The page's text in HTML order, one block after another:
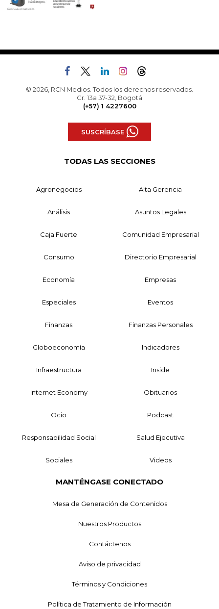
© 2026, RCN Medios. Todos los derechos reservados.
Cr. 13a 37-32, Bogotá
(+57) 1 4227600
SUSCRÍBASE
TODAS LAS SECCIONES
Agronegocios Alta Gerencia
Análisis Asuntos Legales
Caja Fuerte Comunidad Empresarial
Consumo Directorio Empresarial
Economía Empresas
Especiales Eventos
Finanzas Finanzas Personales
Globoeconomía Indicadores
Infraestructura Inside
Internet Economy Obituarios
Ocio Podcast
Responsabilidad Social Salud Ejecutiva
Sociales Videos
MANTÉNGASE CONECTADO
Mesa de Generación de Contenidos
Nuestros Productos
Contáctenos
Aviso de privacidad
Términos y Condiciones
Política de Tratamiento de Información